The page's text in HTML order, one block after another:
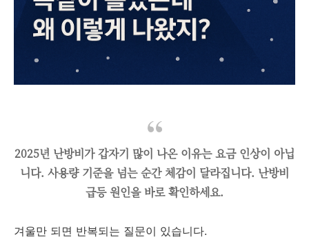
2025년 난방비가 갑자기 많이 나온 이유는 요금 인상이 아닙
니다. 사용량 기준을 넘는 순간 체감이 달라집니다. 난방비
급등 원인을 바로 확인하세요.
겨울만 되면 반복되는 질문이 있습니다.